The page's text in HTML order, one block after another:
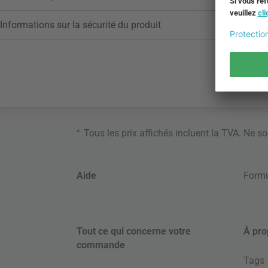
Informations sur la sécurité du produit
* Tous les prix affichés incluent la TVA. Ne
Aide
Tout ce qui concerne votre
commande
À
Tags